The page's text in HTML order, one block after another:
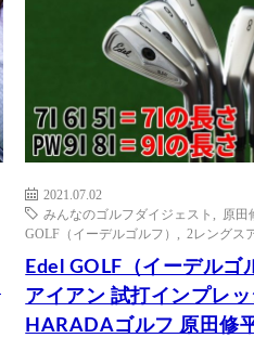
2021.07.02
みんなのゴルフダイジェスト
原田
GOLF（イーデルゴルフ）
,2レングス
Edel GOLF（イーデルゴ
アイアン 試打インプレッ
HARADAゴルフ 原田修